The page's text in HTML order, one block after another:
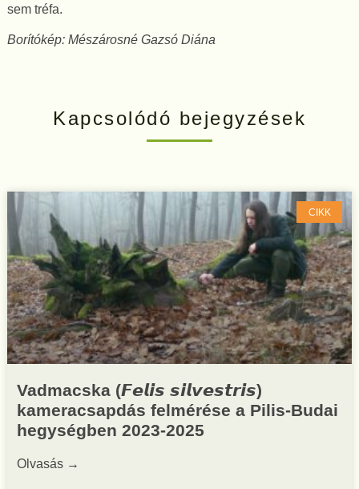
sem tréfa.
Borítókép: Mészárosné Gazsó Diána
Kapcsolódó bejegyzések
CIKK
Vadmacska (𝙁𝙚𝙡𝙞𝙨 𝙨𝙞𝙡𝙫𝙚𝙨𝙩𝙧𝙞𝙨)
kameracsapdás felmérése a Pilis-Budai
hegységben 2023-2025
Olvasás →